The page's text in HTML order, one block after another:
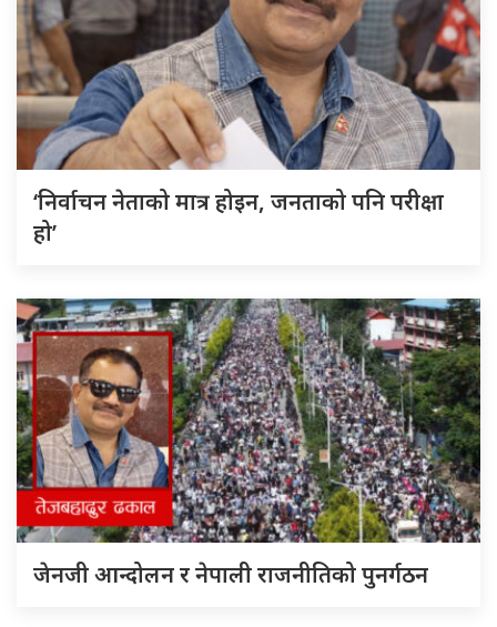
‘निर्वाचन नेताको मात्र होइन, जनताको पनि परीक्षा
हो’
जेनजी आन्दोलन र नेपाली राजनीतिको पुनर्गठन